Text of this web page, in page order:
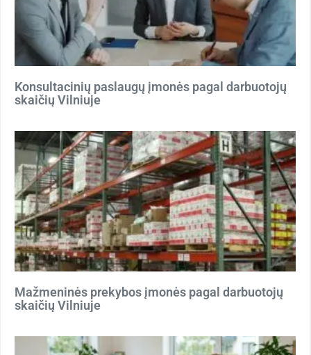
Konsultacinių paslaugų įmonės pagal darbuotojų
skaičių Vilniuje
Mažmeninės prekybos įmonės pagal darbuotojų
skaičių Vilniuje